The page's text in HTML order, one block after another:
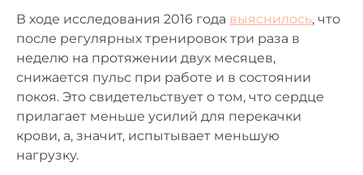
В ходе исследования 2016 года выяснилось, что
после регулярных тренировок три раза в
неделю на протяжении двух месяцев,
снижается пульс при работе и в состоянии
покоя. Это свидетельствует о том, что сердце
прилагает меньше усилий для перекачки
крови, а, значит, испытывает меньшую
нагрузку.